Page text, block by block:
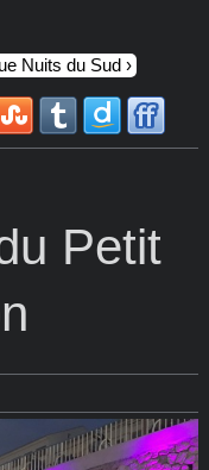
Nuits du Sud
Petit